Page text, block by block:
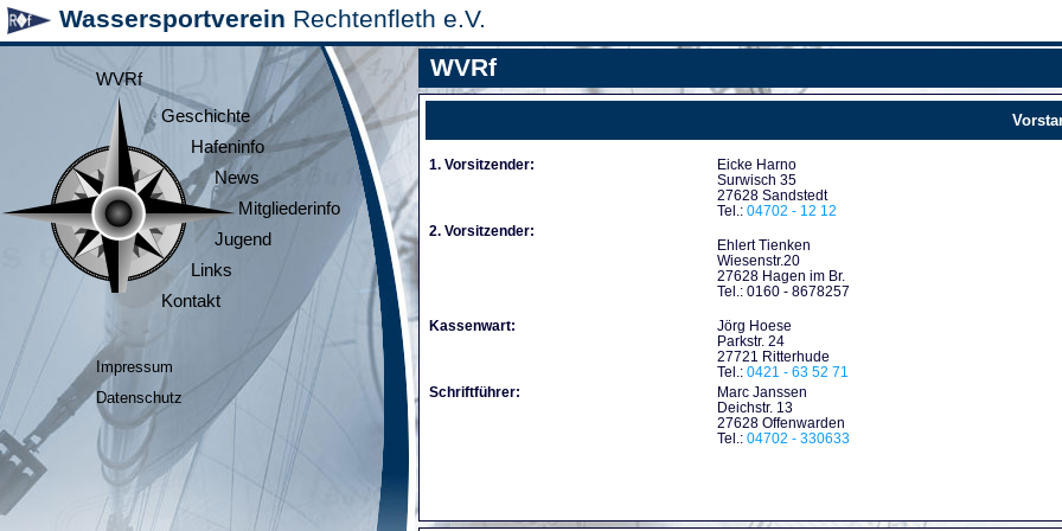
Wassersportverein Rechtenfleth e.V.
WVRf
Geschichte
Hafeninfo
News
Mitgliederinfo
Jugend
Links
Kontakt
Impressum
Datenschutz
WVRf
1. Vorsitzender:
Eicke Harno
Surwisch 35
27628 Sandstedt
Tel.: 04702 - 12 12
2. Vorsitzender:
Ehlert Tienken
Wiesenstr.20
27628 Hagen im Br.
Tel.: 0160 - 8678257
Kassenwart:
Jörg Hoese
Parkstr. 24
27721 Ritterhude
Tel.: 0421 - 63 52 71
Schriftführer:
Marc Janssen
Deichstr. 13
27628 Offenwarden
Tel.: 04702 - 330633